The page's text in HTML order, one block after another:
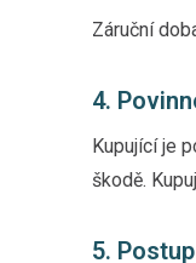
Záruční
4.
Kupující je
škodě.
5.